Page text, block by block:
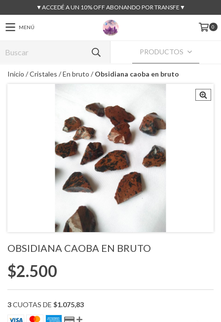
▼ACCEDÉ A UN 10% OFF ABONANDO POR TRANSFE▼
MENÚ 0
PRODUCTOS
Inicio /Cristales /En bruto / Obsidiana caoba en bruto
OBSIDIANA CAOBA EN BRUTO
$2.500
3CUOTAS DE $1.075,83